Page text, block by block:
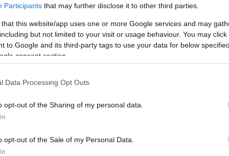
Participants that may further disclose it to other third parties.
that this website/app uses one or more Google services and may
but not limited to your visit or usage behaviour. You may
to Google and its third-party tags to use your data for below
consent section.
Data Processing Opt Outs
opt-out of the Sharing of my personal data.
opt-out of the Sale of my Personal Data.
balladákat tudok írni, mert túl vagyok az alkohol- és
a szakállas öreg elmebetegek gyülekezetét, elnevezem
maróan gúnyos lemezt, hogy minden kiöregedett zenész
el, hogy ilyen van. Fogom magam és mintha nem létezne a
pánik himnuszát, aNo Pussy Blues-t, majd amikor azt
aPush The Sky Away
világ első a Higgs Boson-ról szóló blues dalát.
Nick Cave az irónián túl újra előveszi a szomorkás énjét,
tonight, bury me / In my favorite yellow patent leather
mindenhol ott van a vicc. Egyik pillanatban még halálosan